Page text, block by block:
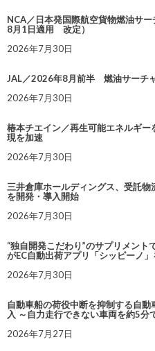
NCA／日本発国際航空貨物燃油サ
8月1日適用 改定）
2026年7月30日
JAL／2026年8月前半 燃油サーチ
2026年7月30日
椿本チエイン／再生可能エネルギ
現を加速
2026年7月30日
三井倉庫ホールディングス、受託物
を開発・導入開始
2026年7月30日
“独自開発こだわり”のサプリメント
がEC自動出荷アプリ「シッピーノ」
2026年7月30日
自動車船の荷役中断を抑制する自
入 ～自力走行できない車両を約5分
2026年7月27日